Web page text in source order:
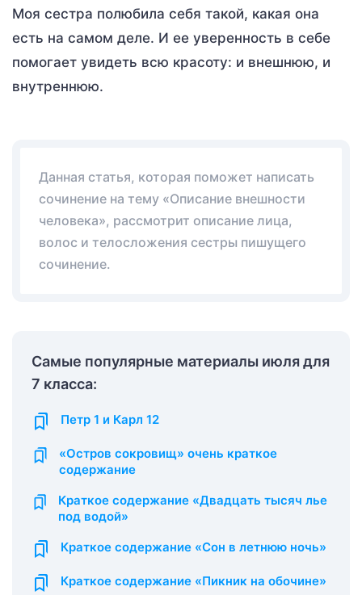
Моя сестра полюбила себя такой, какая она
есть на самом деле. И ее уверенность в себе
помогает увидеть всю красоту: и внешнюю, и
внутреннюю.
Данная статья, которая поможет написать
сочинение на тему «Описание внешности
человека», рассмотрит описание лица,
волос и телосложения сестры пишущего
сочинение.
Самые популярные материалы июля для
7 класса:
Петр 1 и Карл 12
«Остров сокровищ» очень краткое
содержание
Краткое содержание «Двадцать тысяч лье
под водой»
Краткое содержание «Сон в летнюю ночь»
Краткое содержание «Пикник на обочине»